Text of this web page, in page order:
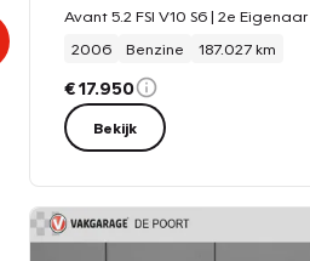
2006
Benzine 187.027 km
€ 17.950
Bekijk